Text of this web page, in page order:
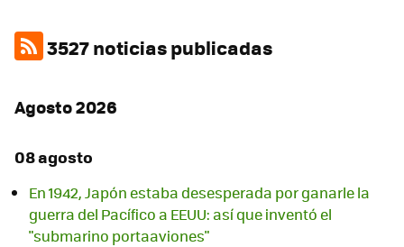
3527 noticias publicadas
Agosto 2026
08 agosto
En 1942, Japón estaba desesperada por ganarle la
guerra del Pacífico a EEUU: así que inventó el
"submarino portaaviones"